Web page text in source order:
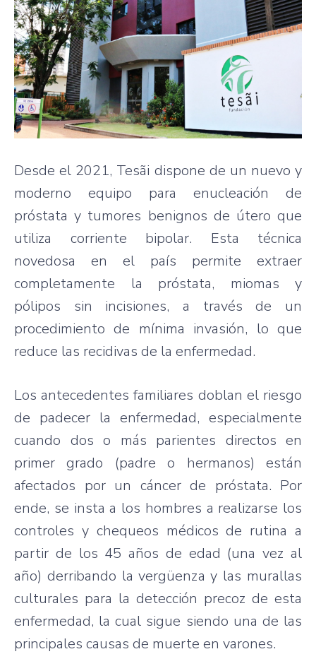
Desde el 2021, Tesãi dispone de un nuevo y
moderno equipo para enucleación de
próstata y tumores benignos de útero que
utiliza corriente bipolar. Esta técnica
novedosa en el país permite extraer
completamente la próstata, miomas y
pólipos sin incisiones, a través de un
procedimiento de mínima invasión, lo que
reduce las recidivas de la enfermedad.
Los antecedentes familiares doblan el riesgo
de padecer la enfermedad, especialmente
cuando dos o más parientes directos en
primer grado (padre o hermanos) están
afectados por un cáncer de próstata. Por
ende, se insta a los hombres a realizarse los
controles y chequeos médicos de rutina a
partir de los 45 años de edad (una vez al
año) derribando la vergüenza y las murallas
culturales para la detección precoz de esta
enfermedad, la cual sigue siendo una de las
principales causas de muerte en varones.